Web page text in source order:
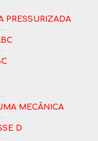
Pressurizada
Mecânica
D